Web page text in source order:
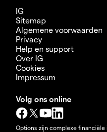
IG
Sitemap
Algemene voorwaarden
Privacy
Help en support
Over IG
Cookies
Impressum
Volg ons online
Options zijn complexe